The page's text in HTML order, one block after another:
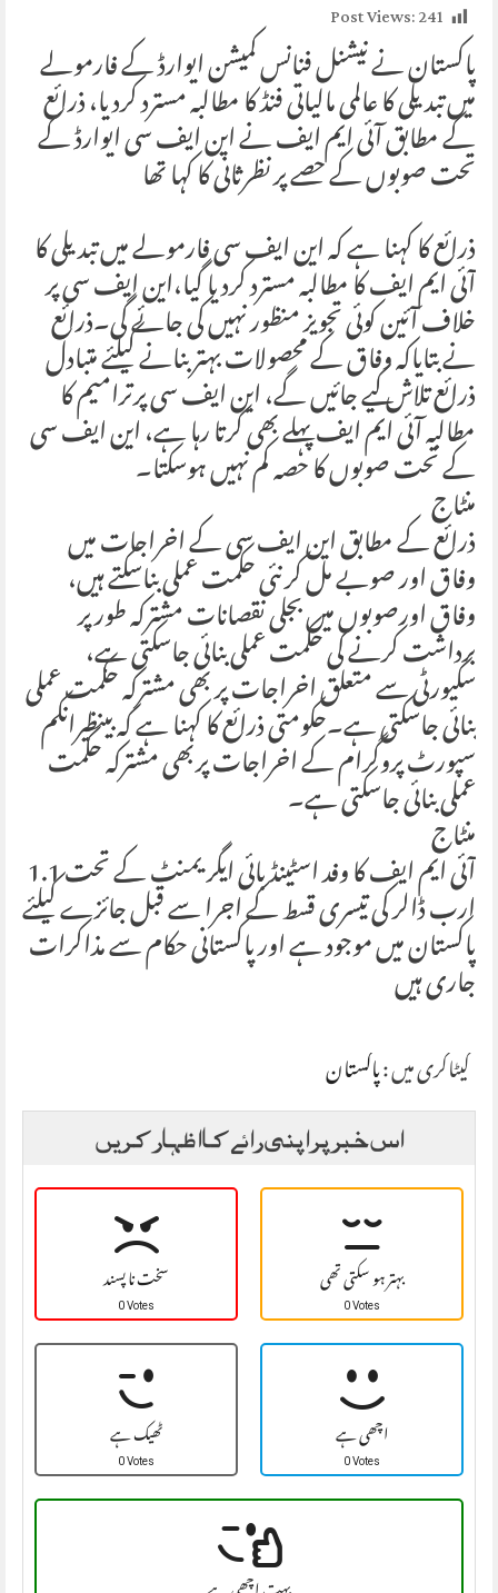
Post Views:241
پاکستان نے نیشنل فنانس کمیشن ایوارڈ کے فارمولے
میں تبدیلی کا عالمی مالیاتی فنڈ کا مطالبہ مسترد کردیا، ذرائع
کے مطابق آئی ایم ایف نے این ایف سی ایوارڈ کے
تحت صوبوں کے حصے پر نظرثانی کا کہا تھا
ذرائع کا کہنا ہے کہ این ایف سی فارمولے میں تبدیلی کا
آئی ایم ایف کا مطالبہ مسترد کردیا گیا،این ایف سی پر
خلاف آئین کوئی تجویز منظور نہیں کی جائے گی۔ذرائع
نے بتایاکہ وفاق کے محصولات بہتر بنانے کیلئے متبادل
ذرائع تلاش کیے جائیں گے، این ایف سی پرترامیم کا
مطالبہ آئی ایم ایف پہلے بھی کرتا رہا ہے، این ایف سی
کے تحت صوبوں کا حصہ کم نہیں ہوسکتا۔
منٹاج
ذرائع کے مطابق این ایف سی کے اخراجات میں
وفاق اور صوبے مل کر نئی حکمت عملی بناسکتے ہیں،
وفاق اورصوبوں میں بجلی نقصانات مشترکہ طور پر
برداشت کرنے کی حکمت عملی بنائی جاسکتی ہے،
سکیورٹی سے متعلق اخراجات پر بھی مشترکہ حکمت عملی
بنائی جاسکتی ہے۔حکومتی ذرائع کا کہنا ہے کہ بینظیرانکم
سپورٹ پروگرام کے اخراجات پربھی مشترکہ حکمت
عملی بنائی جاسکتی ہے۔
منٹاج آئی ایم ایف کا وفد اسٹینڈ بائی ایگریمنٹ کے تحت 1.1
ارب ڈالر کی تیسری قسط کے اجرا سے قبل جائزے کیلئے
پاکستان میں موجود ہے اور پاکستانی حکام سے مذاکرات
جاری ہیں
کیٹاگری میں :پاکستان
اس خبر پر اپنی رائے کا اظہار کریں
سخت نا پسند
0 Votes بہتر ہو سکتی تھی
0 Votes
ٹھیک ہے
0 Votes اچھی ہے
0 Votes